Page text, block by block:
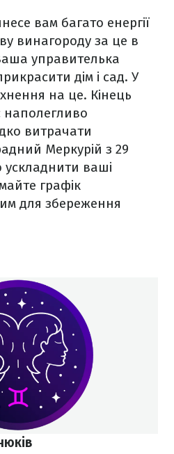
вам багато енергії
винагороду за це в
управителька
дім і сад. У
на це. Кінець
наполегливо
витрачати
Меркурій з 29
ускладнити ваші
графік
для збереження